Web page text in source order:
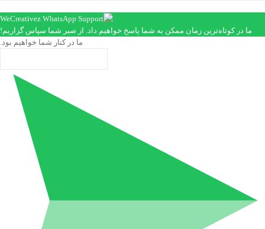
ما در کوتاه‌ترین زمان ممکن به شما پاسخ خواهیم داد. از صبر شما سپاس گزاریم!
ما در کنار شما خواهیم بود.